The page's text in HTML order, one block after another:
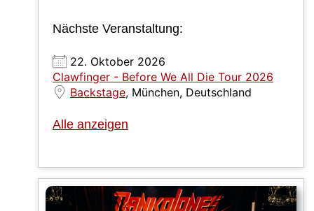
Nächste Veranstaltung:
22. Oktober 2026
Clawfinger - Before We All Die Tour 2026
Backstage, München, Deutschland
Alle anzeigen